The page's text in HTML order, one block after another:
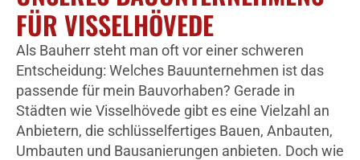
FÜR VISSELHÖVEDE
Als Bauherr steht man oft vor einer schweren
Entscheidung: Welches Bauunternehmen ist das
passende für mein Bauvorhaben? Gerade in
Städten wie Visselhövede gibt es eine Vielzahl an
Anbietern, die schlüsselfertiges Bauen, Anbauten,
Umbauten und Bausanierungen anbieten. Doch wie